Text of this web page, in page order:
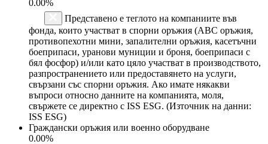
0.00%
Представено е теглото на компаниите във
фонда, които участват в спорни оръжия (ABC оръжия,
противопехотни мини, запалителни оръжия, касетъчни
боеприпаси, уранови муниции и броня, боеприпаси с
бял фосфор) и/или като цяло участват в производството,
разпространението или предоставянето на услуги,
свързани със спорни оръжия. Ако имате някакви
въпроси относно данните на компанията, моля,
свържете се директно с ISS ESG. (Източник на данни:
ISS ESG)
Граждански оръжия или военно оборудване
0.00%